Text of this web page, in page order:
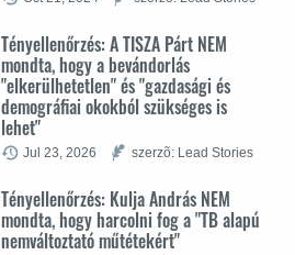
Tényellenőrzés: A TISZA Párt NEM
mondta, hogy a bevándorlás
"elkerülhetetlen" és "gazdasági és
demográfiai okokból szükséges is
lehet"
Jul 23, 2026 szerzõ: Lead Stories
Tényellenőrzés: Kulja András NEM
mondta, hogy harcolni fog a "TB alapú
nemváltoztató műtétekért"